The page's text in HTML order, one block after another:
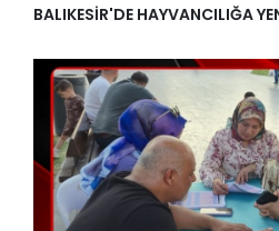
BALIKESİR'DE HAYVANCILIĞA